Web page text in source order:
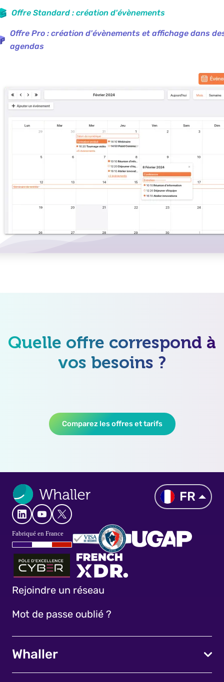
Offre Standard : création d'évènements
Offre Pro : création d'évènements et affichage dans
agendas
Quelle offre correspond à
vos besoins ?
Comparez les offres et tarifs
Rejoindre un réseau
Mot de passe oublié ?
FR
Whaller